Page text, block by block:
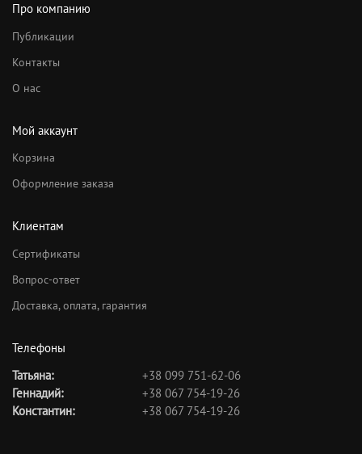
Про компанию
Публикации
Контакты
О нас
Мой аккаунт
Корзина
Оформление заказа
Клиентам
Сертификаты
Вопрос-ответ
Доставка, оплата, гарантия
Телефоны
Татьяна:
+38 099 751-62-06
Геннадий:
+38 067 754-19-26
Константин:
+38 067 754-19-26